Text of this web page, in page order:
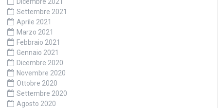
Settembre 2021
Aprile 2021
Marzo 2021
Febbraio 2021
Gennaio 2021
Dicembre 2020
Novembre 2020
Ottobre 2020
Settembre 2020
Agosto 2020